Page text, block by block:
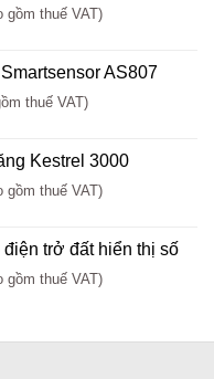
gồm thuế VAT)
AS807
thuế VAT)
Kestrel 3000
gồm thuế VAT)
trở đất hiển thị số
gồm thuế VAT)